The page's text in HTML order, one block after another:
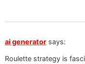
ai generator says:
Roulette strategy is